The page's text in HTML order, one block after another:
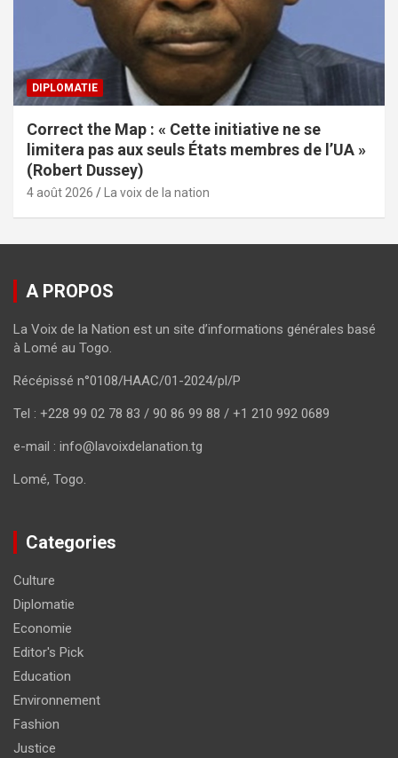
DIPLOMATIE
Correct the Map : « Cette initiative ne se
limitera pas aux seuls États membres de l’UA »
(Robert Dussey)
4 août 2026 La voix de la nation
A PROPOS
La Voix de la Nation est un site d’informations générales basé
à Lomé au Togo.
Récépissé n°0108/HAAC/01-2024/pl/P
Tel : +228 99 02 78 83 / 90 86 99 88 / +1 210 992 0689
e-mail : info@lavoixdelanation.tg
Lomé, Togo.
Categories
Culture
Diplomatie
Economie
Editor's Pick
Education
Environnement
Fashion
Justice